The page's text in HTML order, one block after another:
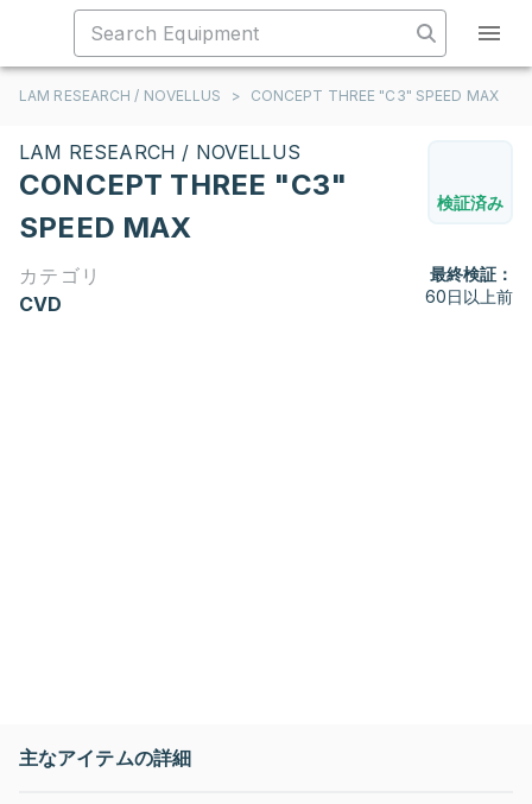
LAM RESEARCH / NOVELLUS > CONCEPT THREE "C3" SPEED MAX
LAM RESEARCH / NOVELLUS
CONCEPT THREE "C3"
SPEED MAX
検証済み
カテゴリ
CVD
最終検証：
60日以上前
主なアイテムの詳細